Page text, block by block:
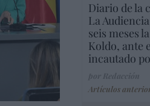
Diario de la
La
seis meses
Koldo, ante
incautado
Artículos